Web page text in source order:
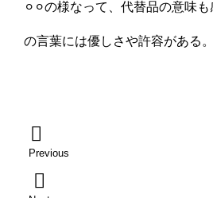
⚪︎⚪︎の様なって、代替品の意味
の言葉には優しさや許容がある。
Previous